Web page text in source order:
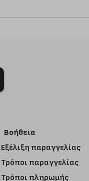
Βοήθεια
Εξέλιξη παραγγελίας
Τρόποι παραγγελίας
Τρόποι πληρωμής